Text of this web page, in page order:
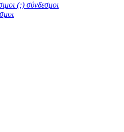
(;) σύνδεσμοι